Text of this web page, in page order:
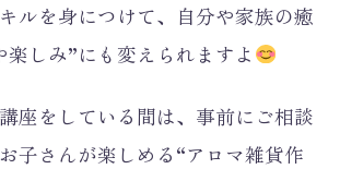
ルを身につけて、自分や家族の癒
楽しみ”にも変えられますよ
座をしている間は、事前にご相談
子さんが楽しめる“アロマ雑貨作